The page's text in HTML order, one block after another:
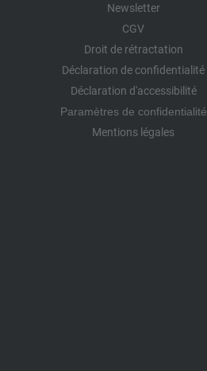
Newsletter
CGV
Droit de rétractation
Déclaration de confidentialité
Déclaration d'accessibilité
Paramètres de confidentialité
Mentions légales